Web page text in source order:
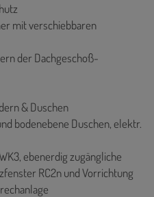
mit verschiebbaren
der Dachgeschoß-
& Duschen
bodenebene Duschen, elektr.
ebenerdig zugängliche
RC2n und Vorrichtung